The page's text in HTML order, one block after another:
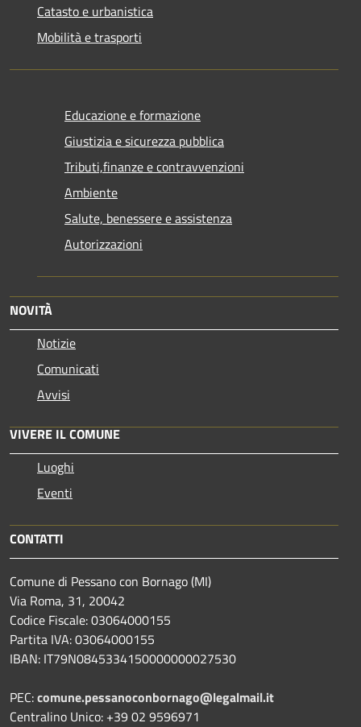
Catasto e urbanistica
Mobilità e trasporti
Educazione e formazione
Giustizia e sicurezza pubblica
Tributi,finanze e contravvenzioni
Ambiente
Salute, benessere e assistenza
Autorizzazioni
NOVITÀ
Notizie
Comunicati
Avvisi
VIVERE IL COMUNE
Luoghi
Eventi
CONTATTI
Comune di Pessano con Bornago (MI)
Via Roma, 31, 20042
Codice Fiscale: 03064000155
Partita IVA: 03064000155
IBAN: IT79N0845334150000000027530
PEC:comune.pessanoconbornago@legalmail.it
Centralino Unico: +39 02 9596971